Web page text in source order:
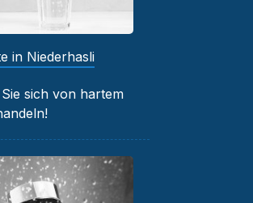
in Niederhasli
sich von hartem